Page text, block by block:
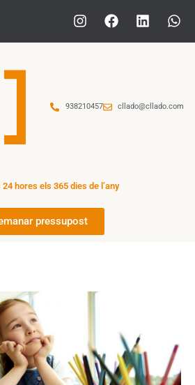
938210457 cllado@cllado.com
hores els 365 dies de l’any
pressupost